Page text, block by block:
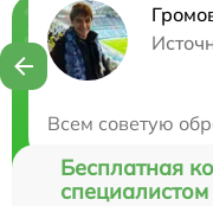
Всем советую
Нужна
Бесплатная
специалистом